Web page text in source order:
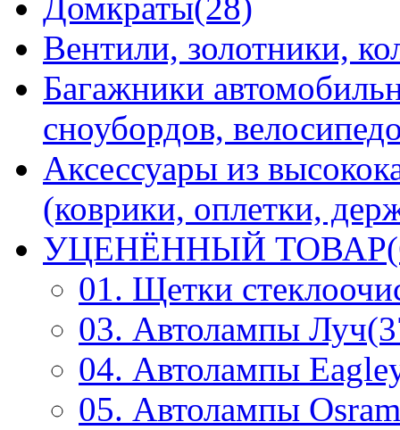
Вентили, золотники,
Багажники
сноубордов,
Аксессуары из
(коврики, оплетки,
УЦЕНЁННЫЙ
01. Щетки
03. Автолампы
04. Автолампы
05. Автолампы